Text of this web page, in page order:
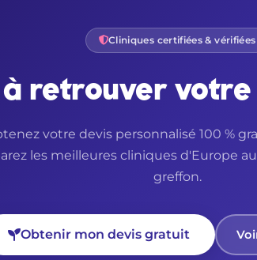
Cliniques certifiées & vérifiées
retrouver votre
votre devis personnalisé 100 %
les meilleures cliniques d'Europe
greffon.
Obtenir mon devis gratuit